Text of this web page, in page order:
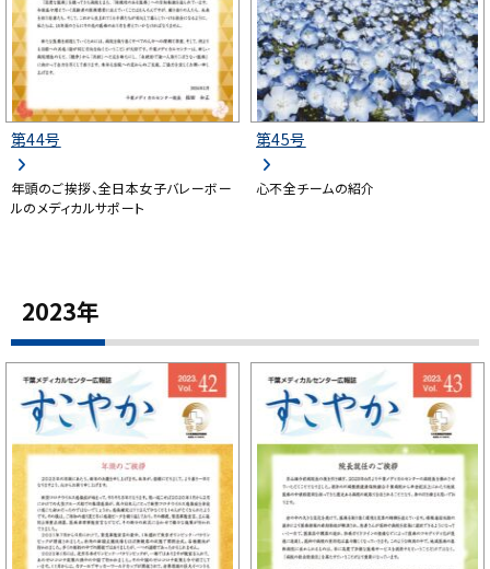
第44号
年頭のご挨拶、全日本女子バレーボー
ルのメディカルサポート
第45号
心不全チームの紹介
2023年